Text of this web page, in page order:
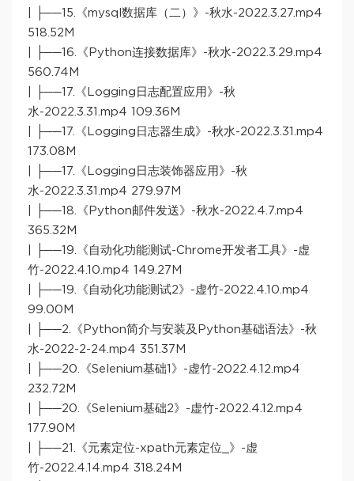
| ├──15.《mysql数据库（二）》-秋水-2022.3.27.mp4
518.52M
| ├──16.《Python连接数据库》-秋水-2022.3.29.mp4
560.74M
| ├──17.《Logging日志配置应用》-秋
水-2022.3.31.mp4 109.36M
| ├──17.《Logging日志器生成》-秋水-2022.3.31.mp4
173.08M
| ├──17.《Logging日志装饰器应用》-秋
水-2022.3.31.mp4 279.97M
| ├──18.《Python邮件发送》-秋水-2022.4.7.mp4
365.32M
| ├──19.《自动化功能测试-Chrome开发者工具》-虚
竹-2022.4.10.mp4 149.27M
| ├──19.《自动化功能测试2》-虚竹-2022.4.10.mp4
99.00M
| ├──2.《Python简介与安装及Python基础语法》-秋
水-2022-2-24.mp4 351.37M
| ├──20.《Selenium基础1》-虚竹-2022.4.12.mp4
232.72M
| ├──20.《Selenium基础2》-虚竹-2022.4.12.mp4
177.90M
| ├──21.《元素定位-xpath元素定位_》-虚
竹-2022.4.14.mp4 318.24M